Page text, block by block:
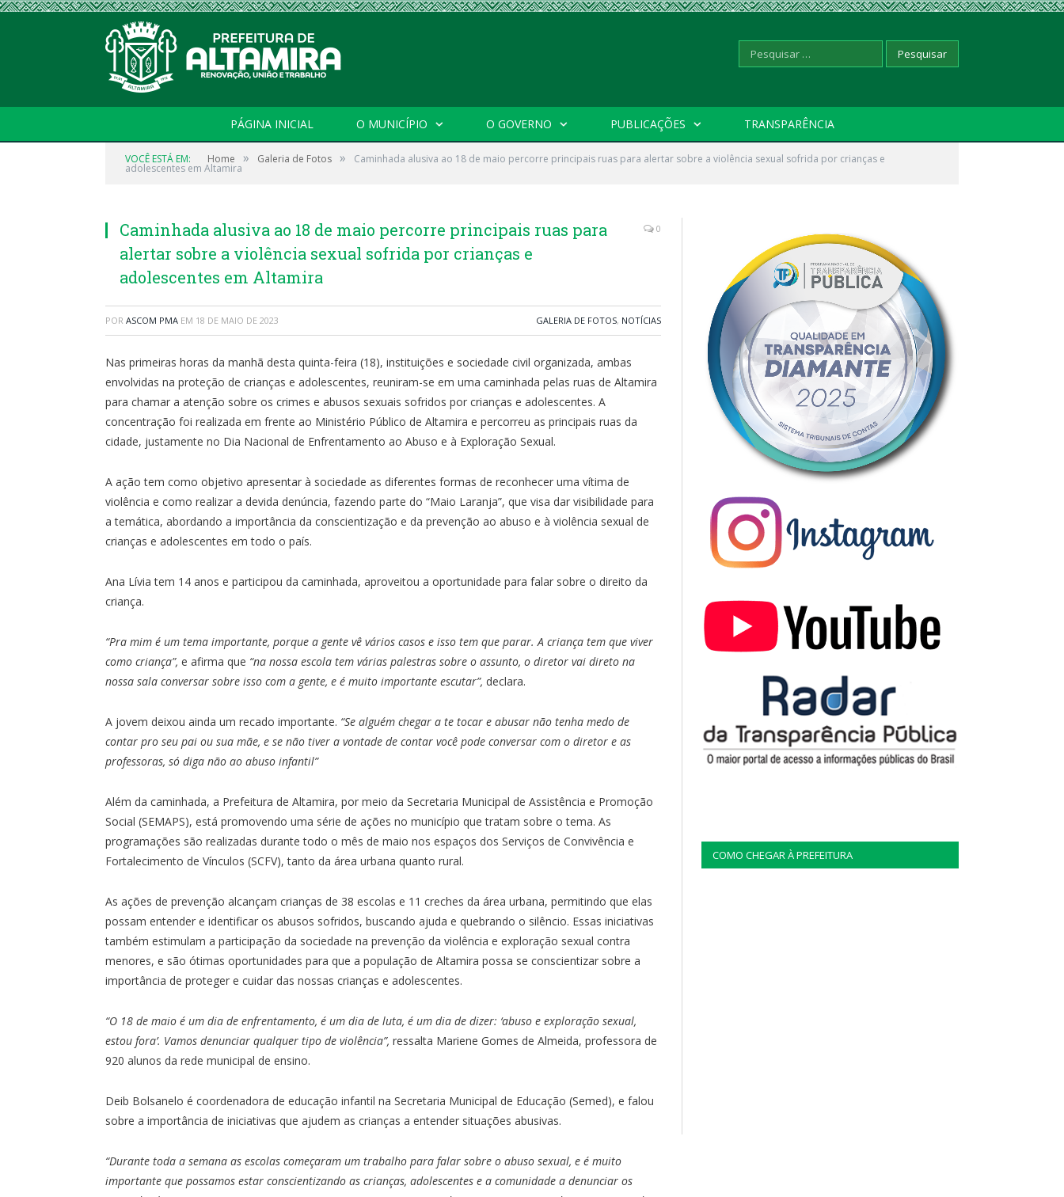
Pesquisar
por:
PÁGINA INICIAL O MUNICÍPIO O GOVERNO PUBLICAÇÕES TRANSPARÊNCIA
VOCÊ ESTÁ EM: Home » Galeria de Fotos » Caminhada alusiva ao 18 de maio percorre principais ruas para alertar sobre a violência sexual sofrida por crianças e
adolescentes em Altamira
Caminhada alusiva ao 18 de maio percorre principais ruas para
alertar sobre a violência sexual sofrida por crianças e
adolescentes em Altamira
0
POR ASCOM PMA EM 18 DE MAIO DE 2023 GALERIA DE FOTOS, NOTÍCIAS
Nas primeiras horas da manhã desta quinta-feira (18), instituições e sociedade civil organizada, ambas
envolvidas na proteção de crianças e adolescentes, reuniram-se em uma caminhada pelas ruas de Altamira
para chamar a atenção sobre os crimes e abusos sexuais sofridos por crianças e adolescentes. A
concentração foi realizada em frente ao Ministério Público de Altamira e percorreu as principais ruas da
cidade, justamente no Dia Nacional de Enfrentamento ao Abuso e à Exploração Sexual.
A ação tem como objetivo apresentar à sociedade as diferentes formas de reconhecer uma vítima de
violência e como realizar a devida denúncia, fazendo parte do “Maio Laranja”, que visa dar visibilidade para
a temática, abordando a importância da conscientização e da prevenção ao abuso e à violência sexual de
crianças e adolescentes em todo o país.
Ana Lívia tem 14 anos e participou da caminhada, aproveitou a oportunidade para falar sobre o direito da
criança.
“Pra mim é um tema importante, porque a gente vê vários casos e isso tem que parar. A criança tem que viver
como criança”, e afirma que “na nossa escola tem várias palestras sobre o assunto, o diretor vai direto na
nossa sala conversar sobre isso com a gente, e é muito importante escutar”, declara.
A jovem deixou ainda um recado importante. “Se alguém chegar a te tocar e abusar não tenha medo de
contar pro seu pai ou sua mãe, e se não tiver a vontade de contar você pode conversar com o diretor e as
professoras, só diga não ao abuso infantil”
Além da caminhada, a Prefeitura de Altamira, por meio da Secretaria Municipal de Assistência e Promoção
Social (SEMAPS), está promovendo uma série de ações no município que tratam sobre o tema. As
programações são realizadas durante todo o mês de maio nos espaços dos Serviços de Convivência e
Fortalecimento de Vínculos (SCFV), tanto da área urbana quanto rural.
As ações de prevenção alcançam crianças de 38 escolas e 11 creches da área urbana, permitindo que elas
possam entender e identificar os abusos sofridos, buscando ajuda e quebrando o silêncio. Essas iniciativas
também estimulam a participação da sociedade na prevenção da violência e exploração sexual contra
menores, e são ótimas oportunidades para que a população de Altamira possa se conscientizar sobre a
importância de proteger e cuidar das nossas crianças e adolescentes.
“O 18 de maio é um dia de enfrentamento, é um dia de luta, é um dia de dizer: ‘abuso e exploração sexual,
estou fora’. Vamos denunciar qualquer tipo de violência”, ressalta Mariene Gomes de Almeida, professora de
920 alunos da rede municipal de ensino.
Deib Bolsanelo é coordenadora de educação infantil na Secretaria Municipal de Educação (Semed), e falou
sobre a importância de iniciativas que ajudem as crianças a entender situações abusivas.
“Durante toda a semana as escolas começaram um trabalho para falar sobre o abuso sexual, e é muito
importante que possamos estar conscientizando as crianças, adolescentes e a comunidade a denunciar os
COMO CHEGAR À PREFEITURA